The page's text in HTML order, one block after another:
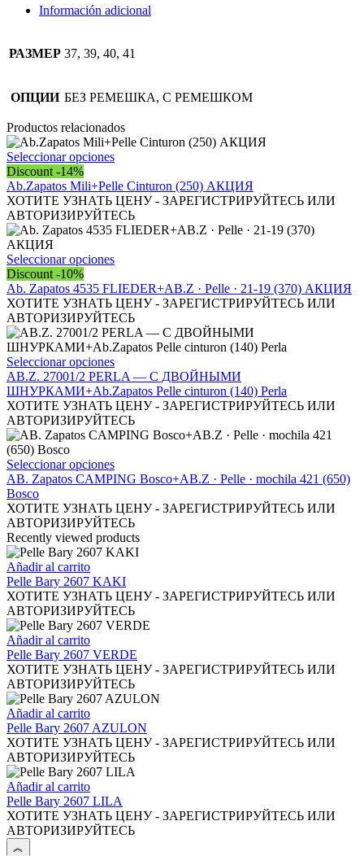
mochila
cantidad
Información adicional
РАЗМЕР 37, 39, 40, 41
ОПЦИИ БЕЗ РЕМЕШКА, С РЕМЕШКОМ
Productos relacionados
Seleccionar opcionesEste
tiene
múltiples
variantes.
Las
se
elegir
en
la
página
de
producto
Discount -14%
Ab.Zapatos Mili+Pelle Cinturon (250) АКЦИЯ
ХОТИТЕ УЗНАТЬ ЦЕНУ - ЗАРЕГИСТРИРУЙТЕСЬ ИЛИ
АВТОРИЗИРУЙТЕСЬ
Seleccionar opcionesEste
tiene
múltiples
variantes.
Las
opciones
se
pueden
elegir
en
la
página
producto
Discount -10%
Ab. Zapatos 4535 FLIEDER+AB.Z · Pelle · 21-19 (370) АКЦИЯ
ХОТИТЕ УЗНАТЬ ЦЕНУ - ЗАРЕГИСТРИРУЙТЕСЬ ИЛИ
АВТОРИЗИРУЙТЕСЬ
Seleccionar opcionesEste
producto
tiene
múltiples
variantes.
Las
se
pueden
en
la
página
de
AB.Z. 27001/2 PERLA — С ДВОЙНЫМИ
ШНУРКАМИ+Ab.Zapatos Pelle cinturon (140) Perla
ХОТИТЕ УЗНАТЬ ЦЕНУ - ЗАРЕГИСТРИРУЙТЕСЬ ИЛИ
АВТОРИЗИРУЙТЕСЬ
Seleccionar opcionesEste
producto
múltiples
variantes.
Las
opciones
pueden
elegir
en
la
de
producto
АВ. Zapatos CAMPING Bosco+AB.Z · Pelle · mochila 421 (650)
Bosco
ХОТИТЕ УЗНАТЬ ЦЕНУ - ЗАРЕГИСТРИРУЙТЕСЬ ИЛИ
АВТОРИЗИРУЙТЕСЬ
Recently viewed products
Añadir al carrito
Pelle Bary 2607 KAKI
ХОТИТЕ УЗНАТЬ ЦЕНУ - ЗАРЕГИСТРИРУЙТЕСЬ ИЛИ
АВТОРИЗИРУЙТЕСЬ
Añadir al carrito
Pelle Bary 2607 VERDE
ХОТИТЕ УЗНАТЬ ЦЕНУ - ЗАРЕГИСТРИРУЙТЕСЬ ИЛИ
АВТОРИЗИРУЙТЕСЬ
Añadir al carrito
Pelle Bary 2607 AZULON
ХОТИТЕ УЗНАТЬ ЦЕНУ - ЗАРЕГИСТРИРУЙТЕСЬ ИЛИ
АВТОРИЗИРУЙТЕСЬ
Añadir al carrito
Pelle Bary 2607 LILA
ХОТИТЕ УЗНАТЬ ЦЕНУ - ЗАРЕГИСТРИРУЙТЕСЬ ИЛИ
АВТОРИЗИРУЙТЕСЬ